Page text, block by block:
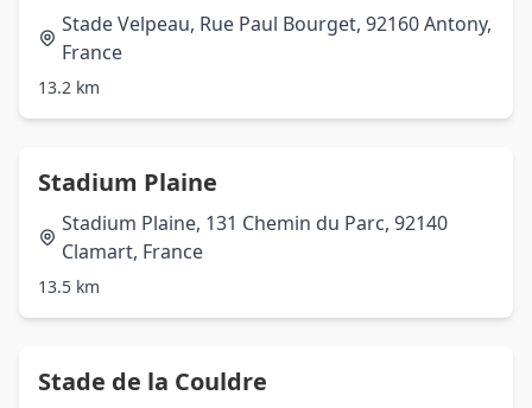
Stade Velpeau, Rue Paul Bourget, 92160 Antony,
France
13.2 km
Stadium Plaine
Stadium Plaine, 131 Chemin du Parc, 92140
Clamart, France
13.5 km
Stade de la Couldre